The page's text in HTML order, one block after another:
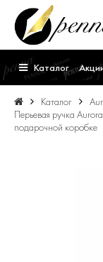
Каталог
Каталог
Перьевая ручка
подарочной коробке